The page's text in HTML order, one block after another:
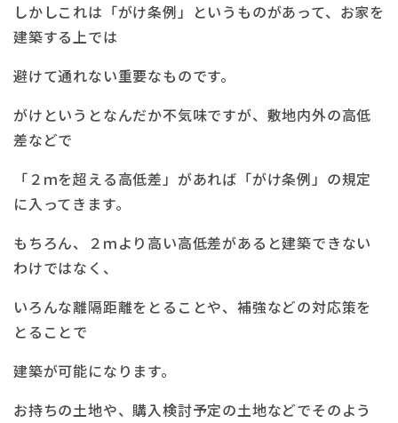
しかしこれは「がけ条例」というものがあって、お家を
建築する上では
避けて通れない重要なものです。
がけというとなんだか不気味ですが、敷地内外の高低
差などで
「２ｍを超える高低差」があれば「がけ条例」の規定
に入ってきます。
もちろん、２ｍより高い高低差があると建築できない
わけではなく、
いろんな離隔距離をとることや、補強などの対応策を
とることで
建築が可能になります。
お持ちの土地や、購入検討予定の土地などでそのよう